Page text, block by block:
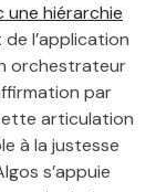
une hiérarchie
l’application
orchestrateur
par
articulation
à la justesse
s’appuie